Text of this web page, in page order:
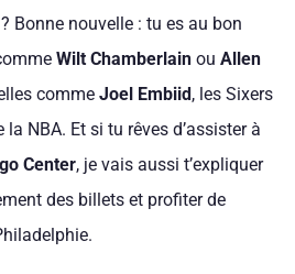
Bonne nouvelle : tu es au bon
Wilt Chamberlainou Allen
comme Joel Embiid, les Sixers
NBA. Et si tu rêves d’assister à
Center, je vais aussi t’expliquer
des billets et profiter de